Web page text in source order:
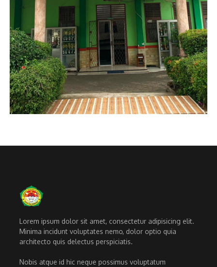
Lorem ipsum dolor sit amet, consectetur adipisicing elit.
Minima incidunt voluptates nemo, dolor optio quia
architecto quis delectus perspiciatis.
Nobis atque id hic neque possimus voluptatum